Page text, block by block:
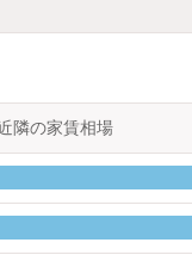
隣の家賃相場